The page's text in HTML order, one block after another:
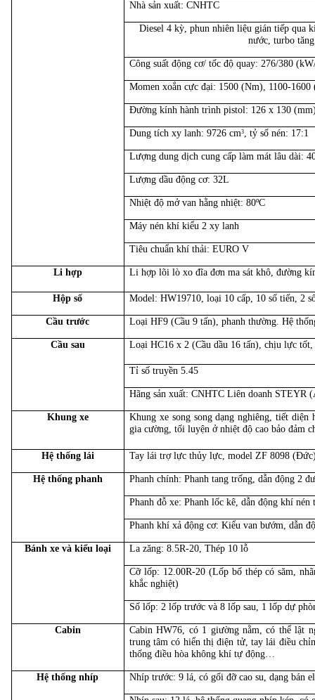
Nhà sản xuất: CNHTC
Diesel 4 kỳ, phun nhiên liệu gián tiếp qua
nước, turbo
Công suất động cơ/ tốc độ quay: 276/380
Momen xoắn cực đại: 1500 (Nm), 1100-1600
Đường kính hành trình pistol: 126 x 130
Dung tích xy lanh: 9726 cm3, tỷ số nén: 17:1
Lượng dung dịch cung cấp làm mát lâu dài:
Lượng dầu động cơ: 32L
Nhiệt độ mở van hằng nhiệt: 80ºC
Máy nén khí kiểu 2 xy lanh
Tiêu chuẩn khí thải: EURO V
Li hợp Li hợp lõi lò xo đĩa đơn ma sát khô, đường
Hộp số Model: HW19710, loại 10 cấp, 10 số tiến, 2
Cầu trước Loại HF9 (Cầu 9 tấn), phanh thường. Hệ
Cầu sau Loại HC16 x 2 (Cầu dầu 16 tấn), chịu lực
Tỉ số truyền 5.45
Hãng sản xuất: CNHTC Liên doanh STEYR
Khung xe
Khung xe song song dạng nghiêng, tiết diện
gia cường, tối luyện ở nhiệt độ cao bảo đảm
Hệ thống lái Tay lái trợ lực thủy lực, model ZF 8098
Hệ thống phanh Phanh chính: Phanh tang trống, dẫn động 2
Phanh đỗ xe: Phanh lốc kê, dẫn động khí nén
Phanh khí xả động cơ: Kiểu van bướm, dẫn
Bánh xe và kiểu loại La zăng: 8.5R-20, Thép 10 lỗ
Cỡ lốp: 12.00R-20 (Lốp bố thép có săm,
khắc nghiệt)
Số lốp: 2 lốp trước và 8 lốp sau, 1 lốp dự
Cabin
Cabin HW76, có 1 giường nằm, có thể lật
trung tâm có hiển thị điện tử, tay lái điều
thống điều hòa không khí tự động…
Hệ thống nhíp Nhíp trước: 9 lá, có gối đỡ cao su, dạng bán